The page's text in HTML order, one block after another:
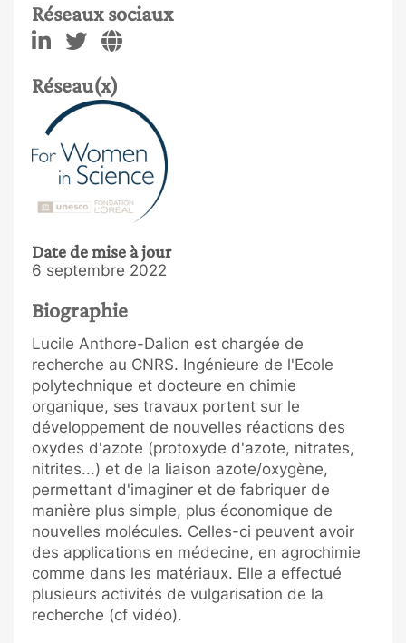
Réseaux sociaux
Réseau(x)
Date de mise à jour
6 septembre 2022
Biographie
Lucile Anthore-Dalion est chargée de
recherche au CNRS. Ingénieure de l'Ecole
polytechnique et docteure en chimie
organique, ses travaux portent sur le
développement de nouvelles réactions des
oxydes d'azote (protoxyde d'azote, nitrates,
nitrites...) et de la liaison azote/oxygène,
permettant d'imaginer et de fabriquer de
manière plus simple, plus économique de
nouvelles molécules. Celles-ci peuvent avoir
des applications en médecine, en agrochimie
comme dans les matériaux. Elle a effectué
plusieurs activités de vulgarisation de la
recherche (cf vidéo).